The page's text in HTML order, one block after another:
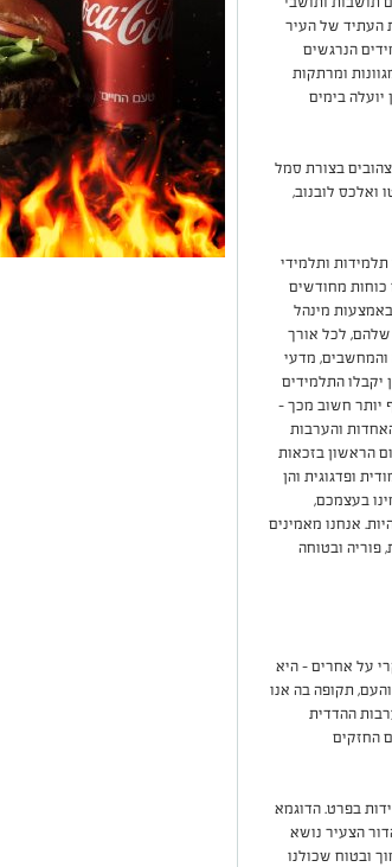
העתיד של העיר
הנרגשים
ומרתקות
יועלה בימים
בצורת סמל
ואלכס לובנוב,
ותלמידי
כוחות מחודשים
מינהל
שלהם, לכל אורך
והמחשבים, מדעי
יקבלו התלמידים
יותר חשוב מכך –
והערבות
הראשון בזכאות
ופדגוגית והן
בעצמכם,
אנחנו מאמינים
ובטוחה
על אחרים – היא
תקופה בה אנו
ההדדית
החזקים
בפרט. הדוגמא
הצעיר נושא
ובטוח שכולנו